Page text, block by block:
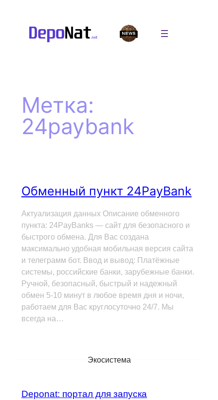
содержимому
Метка:
24paybank
Обменный пункт 24PayBank
Актуализация данных Описание обменного
пункта: 24PayBanks — сайт для безопасного и
быстрого обмена. Для Вас создана
максимально удобная мобильная версия сайта
и телеграмм бот. Ввод и вывод: Платёжные
системы, российские банки, зарубежные банки.
Ручной, безопасный, быстрый и надежный
обмен 5-10 минут в любое время дня и ночи,
работаем для Вас круглосуточно 24/7. Мы
всегда на…
Экосистема
Deponat: портал для запуска